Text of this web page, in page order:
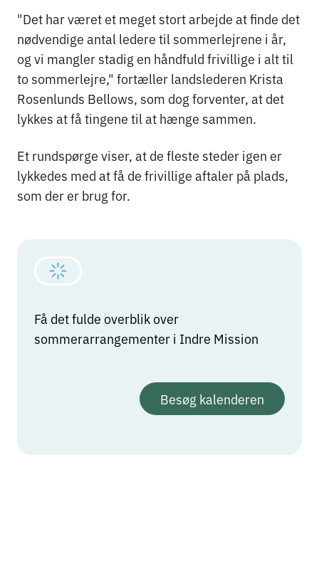
"Det har været et meget stort arbejde at finde det
nødvendige antal ledere til sommerlejrene i år,
og vi mangler stadig en håndfuld frivillige i alt til
to sommerlejre," fortæller landslederen Krista
Rosenlunds Bellows, som dog forventer, at det
lykkes at få tingene til at hænge sammen.
Et rundspørge viser, at de fleste steder igen er
lykkedes med at få de frivillige aftaler på plads,
som der er brug for.
Få det fulde overblik over
sommerarrangementer i Indre Mission
Besøg kalenderen